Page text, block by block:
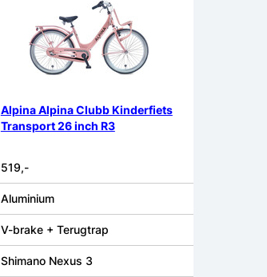
Alpina Alpina Clubb Kinderfiets
Transport 26 inch R3
519,-
Aluminium
V-brake + Terugtrap
Shimano Nexus 3